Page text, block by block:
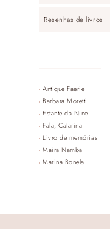
Resenhas de livros
Antique Faerie
Barbara Moretti
Estante da Nine
Fala, Catarina
Livro de memórias
Maíra Namba
Marina Bonela